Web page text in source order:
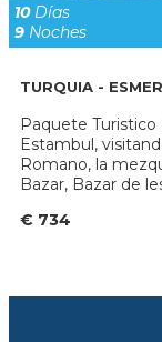
10Días
9 Noches
TURQUIA -
Paquete Turistico
Estambul,
Romano, la
Bazar, Bazar de
€ 734